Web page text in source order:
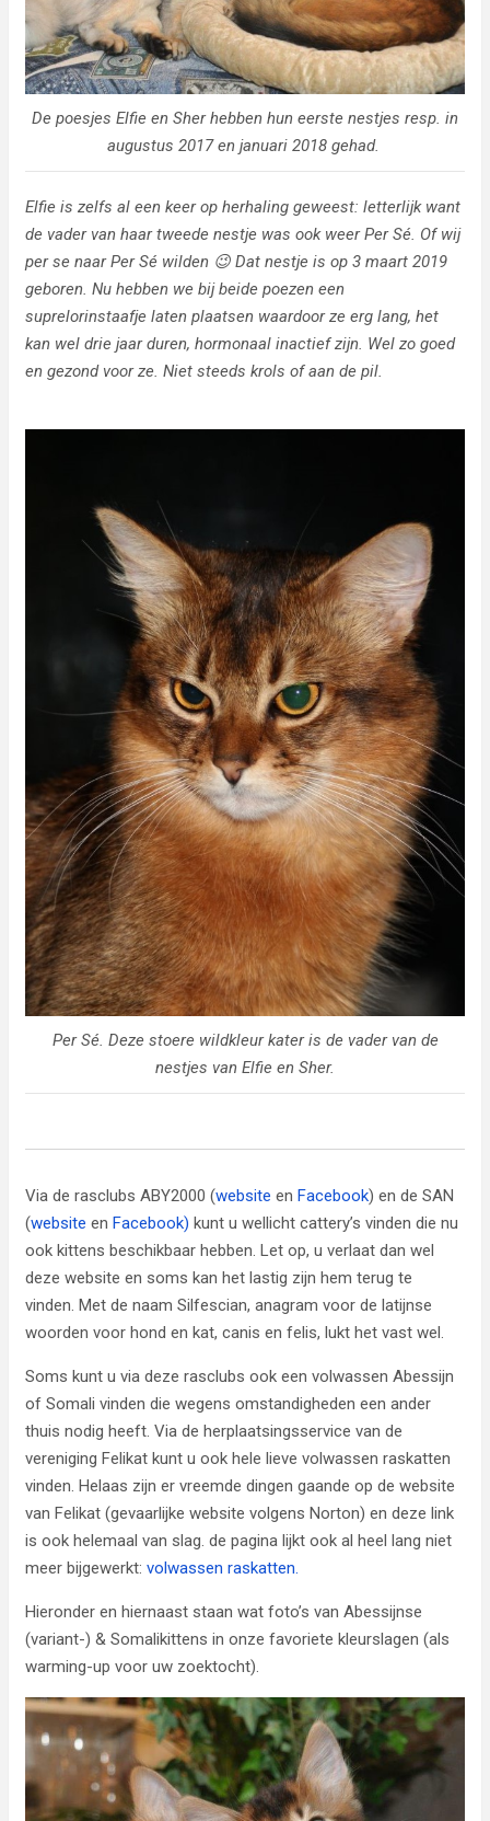
De poesjes Elfie en Sher hebben hun eerste nestjes resp. in
augustus 2017 en januari 2018 gehad.
Elfie is zelfs al een keer op herhaling geweest: letterlijk want
de vader van haar tweede nestje was ook weer Per Sé. Of wij
per se naar Per Sé wilden 😉 Dat nestje is op 3 maart 2019
geboren. Nu hebben we bij beide poezen een
suprelorinstaafje laten plaatsen waardoor ze erg lang, het
kan wel drie jaar duren, hormonaal inactief zijn. Wel zo goed
en gezond voor ze. Niet steeds krols of aan de pil.
Per Sé. Deze stoere wildkleur kater is de vader van de
nestjes van Elfie en Sher.
Via de rasclubs ABY2000 (website en Facebook) en de SAN
(website en Facebook) kunt u wellicht cattery’s vinden die nu
ook kittens beschikbaar hebben. Let op, u verlaat dan wel
deze website en soms kan het lastig zijn hem terug te
vinden. Met de naam Silfescian, anagram voor de latijnse
woorden voor hond en kat, canis en felis, lukt het vast wel.
Soms kunt u via deze rasclubs ook een volwassen Abessijn
of Somali vinden die wegens omstandigheden een ander
thuis nodig heeft. Via de herplaatsingsservice van de
vereniging Felikat kunt u ook hele lieve volwassen raskatten
vinden. Helaas zijn er vreemde dingen gaande op de website
van Felikat (gevaarlijke website volgens Norton) en deze link
is ook helemaal van slag. de pagina lijkt ook al heel lang niet
meer bijgewerkt: volwassen raskatten.
Hieronder en hiernaast staan wat foto’s van Abessijnse
(variant-) & Somalikittens in onze favoriete kleurslagen (als
warming-up voor uw zoektocht).